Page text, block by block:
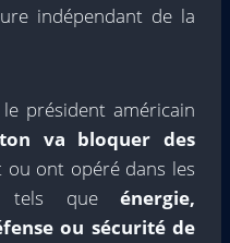
indépendant de la
président américain
va bloquer des
ou ont opéré dans les
tels queénergie,
ou sécurité de